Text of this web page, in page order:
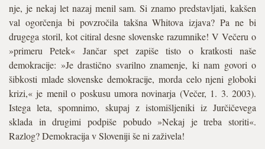
nje, je nekaj let nazaj menil sam. Si znamo predstavljati, kakšen
val ogorčenja bi povzročila takšna Whitova izjava? Pa ne bi
drugega storil, kot citiral desne slovenske razumnike! V Večeru o
»primeru Petek« Jančar spet zapiše tisto o kratkosti naše
demokracije: »Je drastično svarilno znamenje, ki nam govori o
šibkosti mlade slovenske demokracije, morda celo njeni globoki
krizi,« je menil o poskusu umora novinarja (Večer, 1. 3. 2003).
Istega leta, spomnimo, skupaj z istomišljeniki iz Jurčičevega
sklada in drugimi podpiše pobudo »Nekaj je treba storiti«.
Razlog? Demokracija v Sloveniji še ni zaživela!